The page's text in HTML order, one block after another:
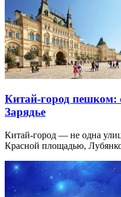
Китай-город
Зарядье
Китай-город — не одна
Красной площадью,